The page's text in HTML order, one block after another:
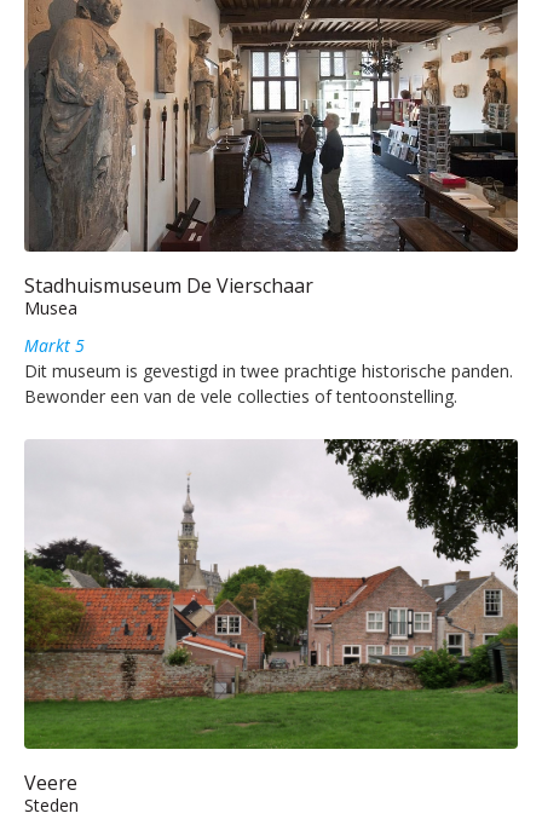
Stadhuismuseum De Vierschaar
Musea
Markt 5
Dit museum is gevestigd in twee prachtige historische panden.
Bewonder een van de vele collecties of tentoonstelling.
Veere
Steden